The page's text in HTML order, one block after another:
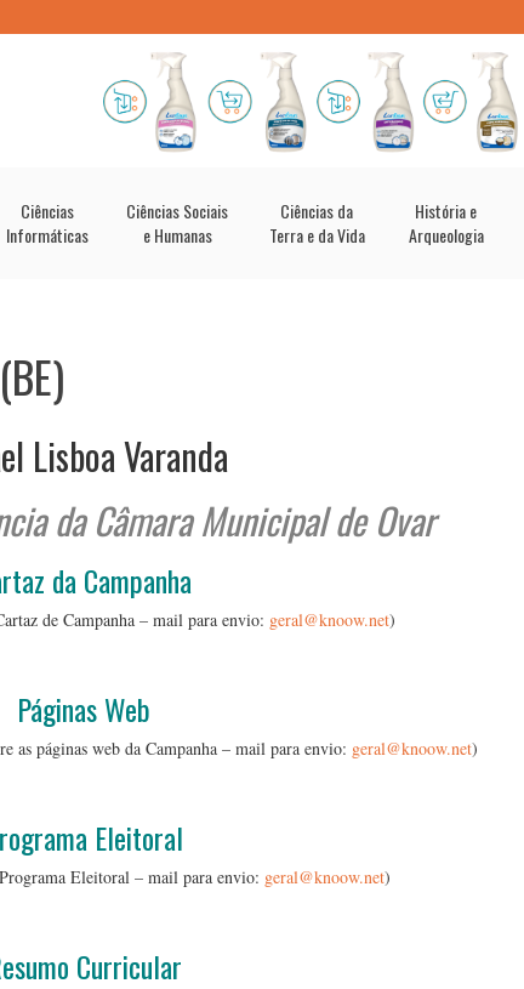
Ciências
Informáticas
Ciências Sociais
e Humanas
Ciências da
Terra e da Vida
História e
Arqueologia
Lisboa Varanda
da Câmara Municipal de Ovar
da Campanha
de Campanha – mail para envio: geral@knoow.net)
Páginas Web
as páginas web da Campanha – mail para envio: geral@knoow.net)
Eleitoral
Eleitoral – mail para envio: geral@knoow.net)
Curricular